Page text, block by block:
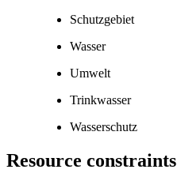
Schutzgebiet
Wasser
Umwelt
Trinkwasser
Wasserschutz
Resource constraints